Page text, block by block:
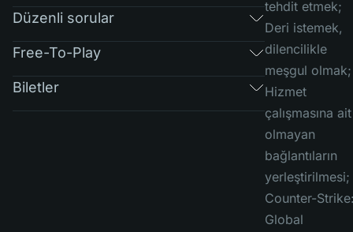
Düzenli sorular
Free-To-Play
Biletler
tehdit etmek;
Deri istemek,
dilencilikle
meşgul olmak;
Hizmet
çalışmasına ait
olmayan
bağlantıların
yerleştirilmesi;
Counter-
Global